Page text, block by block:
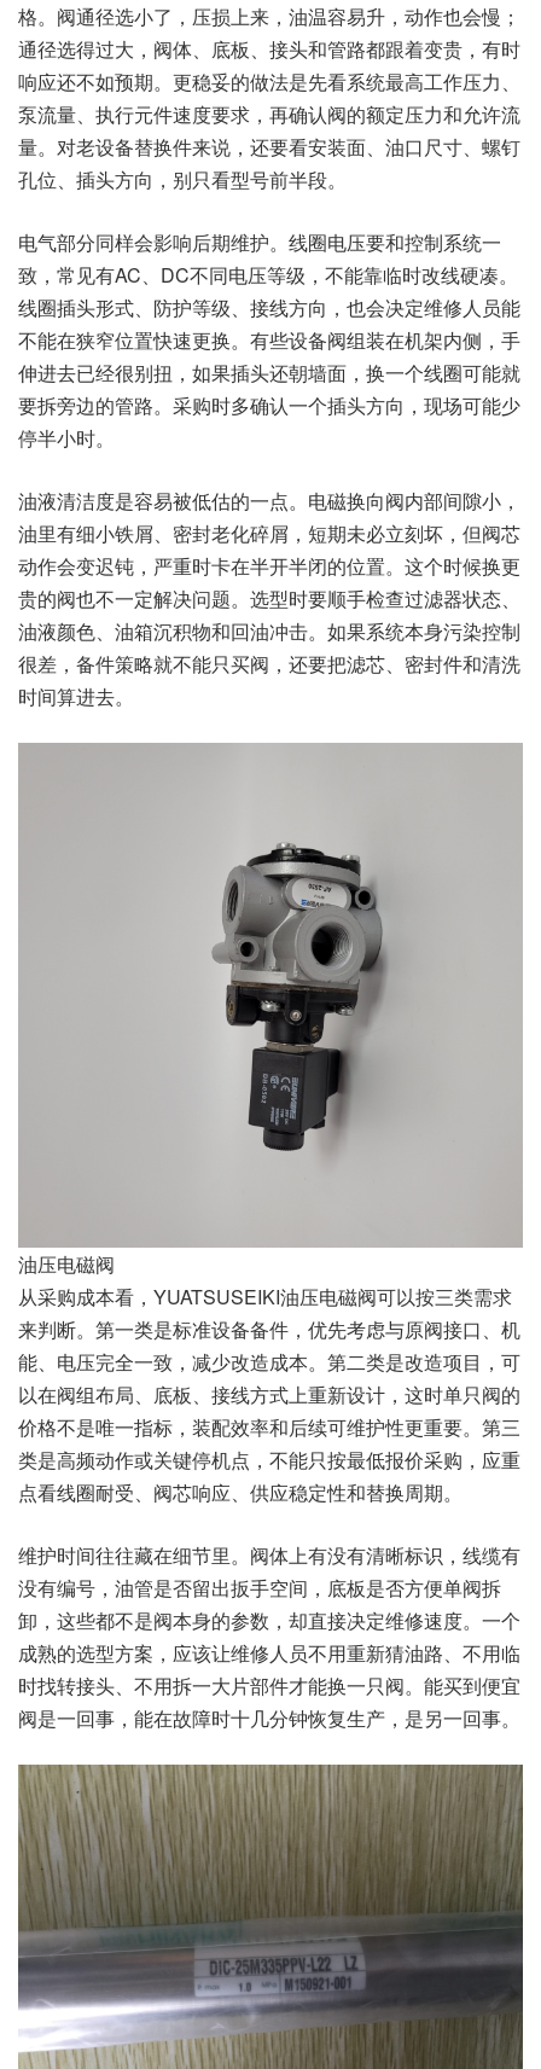
格。阀通径选小了，压损上来，油温容易升，动作也会慢；
通径选得过大，阀体、底板、接头和管路都跟着变贵，有时
响应还不如预期。更稳妥的做法是先看系统最高工作压力、
泵流量、执行元件速度要求，再确认阀的额定压力和允许流
量。对老设备替换件来说，还要看安装面、油口尺寸、螺钉
孔位、插头方向，别只看型号前半段。
电气部分同样会影响后期维护。线圈电压要和控制系统一
致，常见有AC、DC不同电压等级，不能靠临时改线硬凑。
线圈插头形式、防护等级、接线方向，也会决定维修人员能
不能在狭窄位置快速更换。有些设备阀组装在机架内侧，手
伸进去已经很别扭，如果插头还朝墙面，换一个线圈可能就
要拆旁边的管路。采购时多确认一个插头方向，现场可能少
停半小时。
油液清洁度是容易被低估的一点。电磁换向阀内部间隙小，
油里有细小铁屑、密封老化碎屑，短期未必立刻坏，但阀芯
动作会变迟钝，严重时卡在半开半闭的位置。这个时候换更
贵的阀也不一定解决问题。选型时要顺手检查过滤器状态、
油液颜色、油箱沉积物和回油冲击。如果系统本身污染控制
很差，备件策略就不能只买阀，还要把滤芯、密封件和清洗
时间算进去。
油压电磁阀
从采购成本看，YUATSUSEIKI油压电磁阀可以按三类需求
来判断。第一类是标准设备备件，优先考虑与原阀接口、机
能、电压完全一致，减少改造成本。第二类是改造项目，可
以在阀组布局、底板、接线方式上重新设计，这时单只阀的
价格不是唯一指标，装配效率和后续可维护性更重要。第三
类是高频动作或关键停机点，不能只按最低报价采购，应重
点看线圈耐受、阀芯响应、供应稳定性和替换周期。
维护时间往往藏在细节里。阀体上有没有清晰标识，线缆有
没有编号，油管是否留出扳手空间，底板是否方便单阀拆
卸，这些都不是阀本身的参数，却直接决定维修速度。一个
成熟的选型方案，应该让维修人员不用重新猜油路、不用临
时找转接头、不用拆一大片部件才能换一只阀。能买到便宜
阀是一回事，能在故障时十几分钟恢复生产，是另一回事。